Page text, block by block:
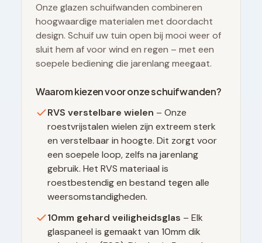
Onze glazen schuifwanden combineren
hoogwaardige materialen met doordacht
design. Schuif uw tuin open bij mooi weer of
sluit hem af voor wind en regen – met een
soepele bediening die jarenlang meegaat.
Waarom kiezen voor onze schuifwanden?
RVS verstelbare wielen – Onze
roestvrijstalen wielen zijn extreem sterk
en verstelbaar in hoogte. Dit zorgt voor
een soepele loop, zelfs na jarenlang
gebruik. Het RVS materiaal is
roestbestendig en bestand tegen alle
weersomstandigheden.
10mm gehard veiligheidsglas – Elk
glaspaneel is gemaakt van 10mm dik